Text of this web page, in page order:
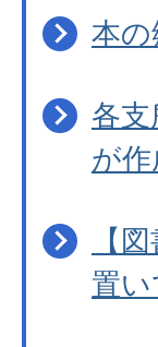
本
各
が作
【
置い